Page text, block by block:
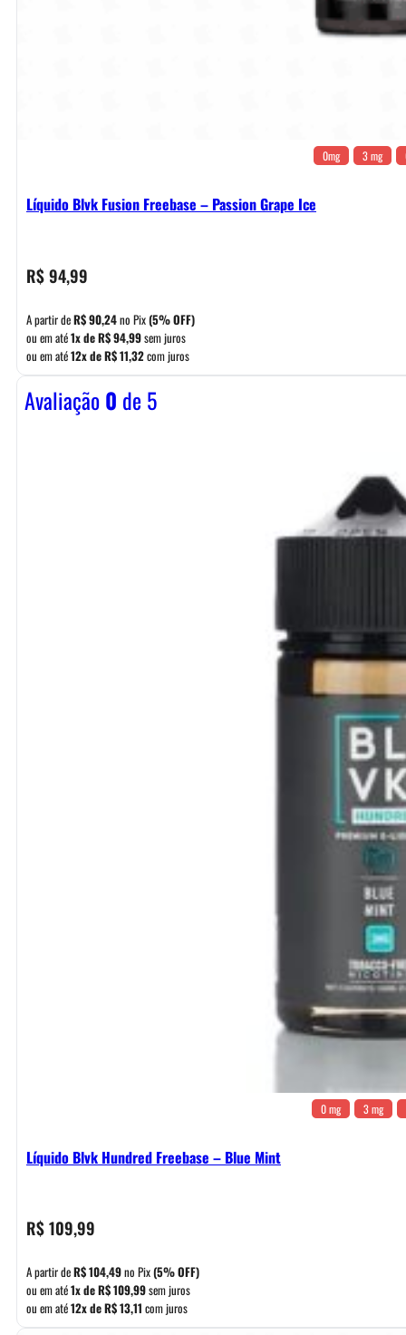
0mg 3 mg
Líquido Blvk Fusion Freebase – Passion Grape Ice
R$94,99
A partir deR$90,24no Pix(5% OFF)
ou em até1x deR$94,99sem juros
ou em até12x deR$11,32com juros
Avaliação0 de 5
0 mg 3 mg
Líquido Blvk Hundred Freebase – Blue Mint
R$109,99
A partir deR$104,49no Pix(5% OFF)
ou em até1x deR$109,99sem juros
ou em até12x deR$13,11 com juros